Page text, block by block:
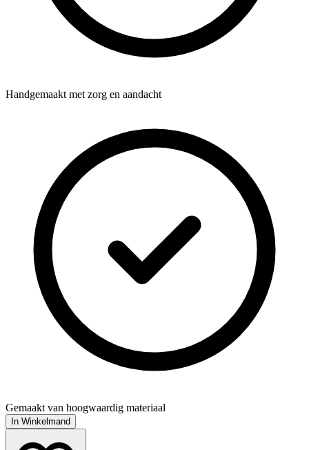
Handgemaakt met zorg en aandacht
Gemaakt van hoogwaardig materiaal
In Winkelmand